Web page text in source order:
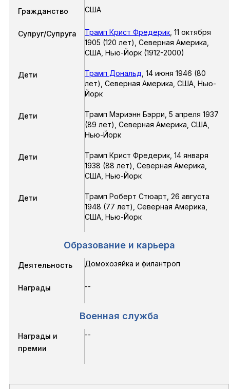
Гражданство США
Супруг/Супруга Трамп Крист Фредерик 11 октября
1905 (120 лет), Северная Америка,
США, Нью-Йорк (1912-2000)
Дети Трамп Дональд 14 июня 1946 (80
лет), Северная Америка, США, Нью-
Йорк
Дети Трамп Мэриэнн Бэрри 5 апреля 1937
(89 лет), Северная Америка, США,
Нью-Йорк
Дети Трамп Крист Фредерик 14 января
1938 (88 лет), Северная Америка,
США, Нью-Йорк
Дети Трамп Роберт Стюарт 26 августа
1948 (77 лет), Северная Америка,
США, Нью-Йорк
Образование и карьера
Деятельность Домохозяйка и филантроп
Награды --
Военная служба
Награды и
премии
--